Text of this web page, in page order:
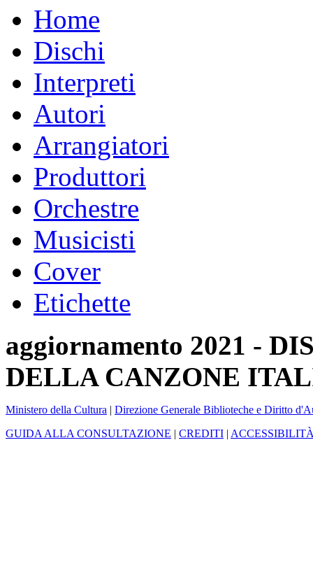
Home
Dischi
Interpreti
Autori
Arrangiatori
Produttori
Orchestre
Musicisti
Cover
Etichette
aggiornamento 2021 -
DELLA CANZONE
Ministero della Cultura | Direzione Generale Biblioteche e Diritto
GUIDA ALLA CONSULTAZIONE | CREDITI |